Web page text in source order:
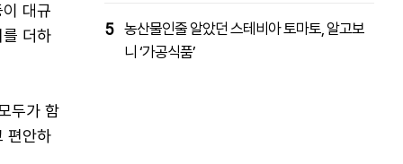
대규
더하
두가 함
편안하
5 농산물인줄 알았던 스테비아 토마토, 알고보
니 ‘가공식품’